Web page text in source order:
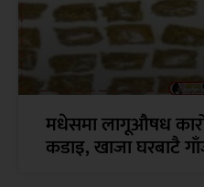
मधेसमा लागूऔषध
कडाइ, खाजा घरबाटै